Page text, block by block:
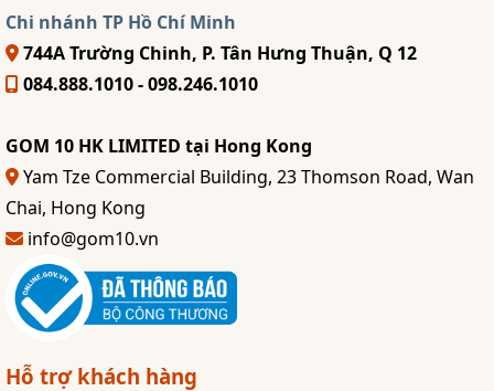
Chi nhánh TP Hồ Chí Minh
744A Trường Chinh, P. Tân Hưng Thuận, Q 12
084.888.1010 - 098.246.1010
GOM 10 HK LIMITED tại Hong Kong
Yam Tze Commercial Building, 23 Thomson Road, Wan
Chai, Hong Kong
info@gom10.vn
Hỗ trợ khách hàng